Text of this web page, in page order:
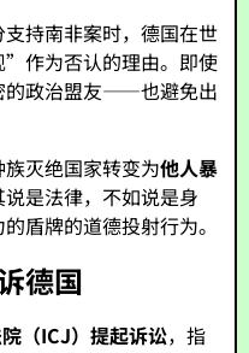
持南非案时，德国在世
作为否认的理由。即使
政治盟友——也避免出
灭绝国家转变为他人暴
是法律，不如说是身
盾牌的道德投射行为。
德国
（ICJ）提起诉讼，指